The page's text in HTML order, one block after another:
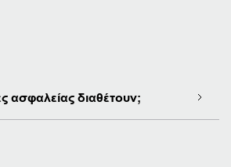
ασφαλείας διαθέτουν;